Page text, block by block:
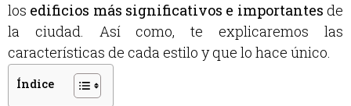
los edificios más significativos e importantes de
la ciudad. Así como, te explicaremos las
características de cada estilo y que lo hace único.
Índice